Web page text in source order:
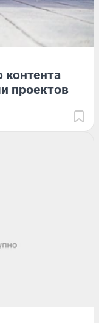
контента
проектов